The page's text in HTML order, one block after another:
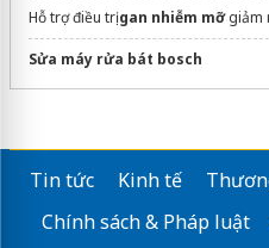
Hỗ trợ điều trịgan nhiễm mỡgiảm
Sửa máy rửa bát bosch
Tin tức Kinh tế
Chính sách & Pháp luật